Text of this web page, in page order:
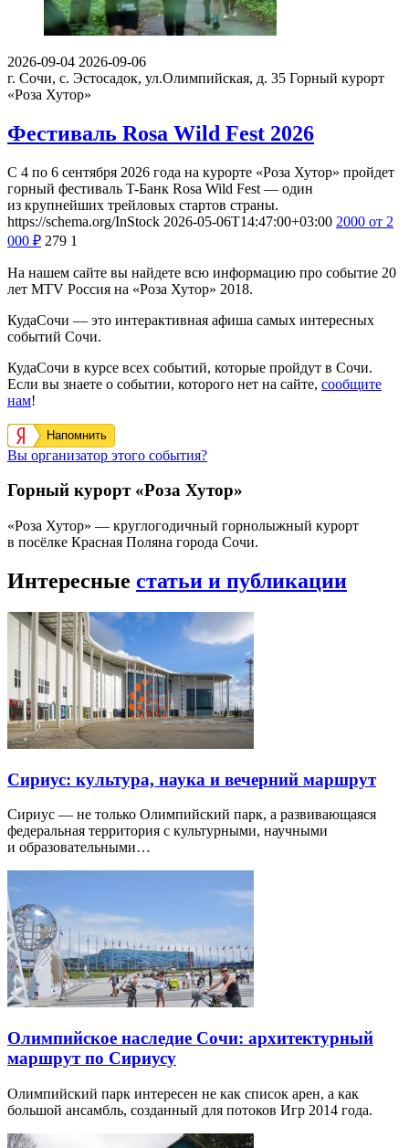
2026-09-04 2026-09-06
г. Сочи, с. Эстосадок, ул.Олимпийская, д. 35 Горный курорт
«Роза Хутор»
Фестиваль Rosa Wild Fest 2026
С 4 по 6 сентября 2026 года на курорте «Роза Хутор» пройдет
горный фестиваль T-Банк Rosa Wild Fest — один
из крупнейших трейловых стартов страны.
https://schema.org/InStock 2026-05-06T14:47:00+03:00 2000 от 2
000 ₽ 279 1
На нашем сайте вы найдете всю информацию про событие 20
лет MTV Россия на «Роза Хутор» 2018.
КудаСочи — это интерактивная афиша самых интересных
событий Сочи.
КудаСочи в курсе всех событий, которые пройдут в Сочи.
Если вы знаете о событии, которого нет на сайте, сообщите
нам!
Напомнить
Вы организатор этого события?
Горный курорт «Роза Хутор»
«Роза Хутор» — круглогодичный горнолыжный курорт
в посёлке Красная Поляна города Сочи.
Интересные статьи и публикации
Сириус: культура, наука и вечерний маршрут
Сириус — не только Олимпийский парк, а развивающаяся
федеральная территория с культурными, научными
и образовательными…
Олимпийское наследие Сочи: архитектурный
маршрут по Сириусу
Олимпийский парк интересен не как список арен, а как
большой ансамбль, созданный для потоков Игр 2014 года.